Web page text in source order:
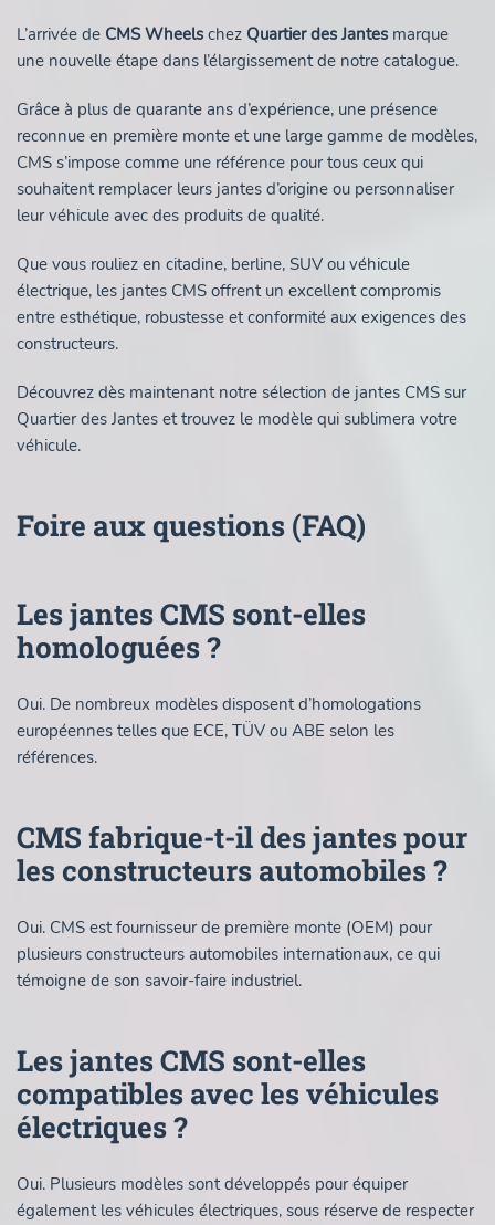
L’arrivée de CMS Wheels chez Quartier des Jantes marque
une nouvelle étape dans l’élargissement de notre catalogue.
Grâce à plus de quarante ans d’expérience, une présence
reconnue en première monte et une large gamme de modèles,
CMS s’impose comme une référence pour tous ceux qui
souhaitent remplacer leurs jantes d’origine ou personnaliser
leur véhicule avec des produits de qualité.
Que vous rouliez en citadine, berline, SUV ou véhicule
électrique, les jantes CMS offrent un excellent compromis
entre esthétique, robustesse et conformité aux exigences des
constructeurs.
Découvrez dès maintenant notre sélection de jantes CMS sur
Quartier des Jantes et trouvez le modèle qui sublimera votre
véhicule.
Foire aux questions (FAQ)
Les jantes CMS sont-elles
homologuées ?
Oui. De nombreux modèles disposent d’homologations
européennes telles que ECE, TÜV ou ABE selon les
références.
CMS fabrique-t-il des jantes pour
les constructeurs automobiles ?
Oui. CMS est fournisseur de première monte (OEM) pour
plusieurs constructeurs automobiles internationaux, ce qui
témoigne de son savoir-faire industriel.
Les jantes CMS sont-elles
compatibles avec les véhicules
électriques ?
Oui. Plusieurs modèles sont développés pour équiper
également les véhicules électriques, sous réserve de respecter